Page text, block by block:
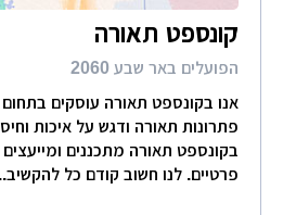
קונספט תאורה
הפועלים באר שבע 2060
אנו בקונספט תאורה עוסקים
פתרונות תאורה ודגש על איכות
בקונספט תאורה מתכננים ומייעצים
פרטיים. לנו חשוב קודם כל